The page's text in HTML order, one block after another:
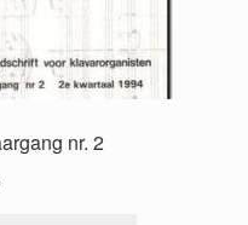
nr. 2